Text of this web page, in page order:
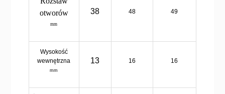
otworów
mm
38 48 49
Wysokość
wewnętrzna
mm
13 16 16